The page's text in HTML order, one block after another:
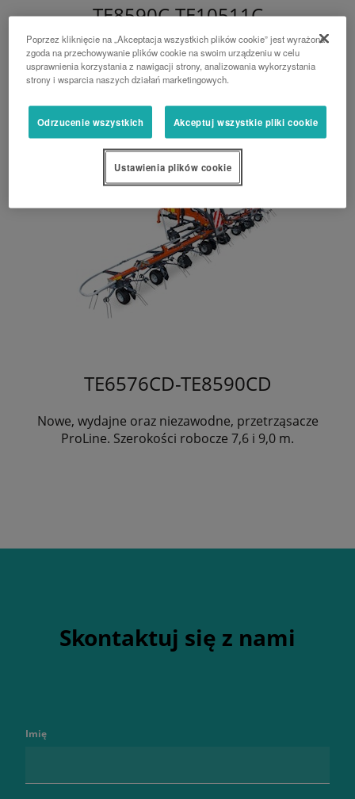
TE8590C-TE10511C
Przetrząsacze ciągane na ramie transportowej o
szerokościach roboczych 9.0, 11.2 lub 13.3 m.
TE6576CD-TE8590CD
Nowe, wydajne oraz niezawodne, przetrząsacze
ProLine. Szerokości robocze 7,6 i 9,0 m.
Skontaktuj się z nami
Imię
Poprzez kliknięcie na „Akceptacja wszystkich plików cookie” jest wyrażona
zgoda na przechowywanie plików cookie na swoim urządzeniu w celu
usprawnienia korzystania z nawigacji strony, analizowania wykorzystania
strony i wsparcia naszych działań marketingowych.
Odrzucenie wszystkich Akceptuj wszystkie pliki cookie
Ustawienia plików cookie